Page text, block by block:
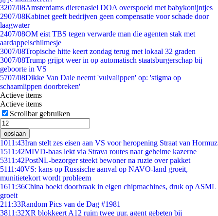
3207/08Amsterdams dierenasiel DOA overspoeld met babykonijntjes
2907/08Kabinet geeft bedrijven geen compensatie voor schade door
laagwater
2407/08OM eist TBS tegen verwarde man die agenten stak met
aardappelschilmesje
3007/08Tropische hitte keert zondag terug met lokaal 32 graden
3007/08Trump grijpt weer in op automatisch staatsburgerschap bij
geboorte in VS
5707/08Dikke Van Dale neemt 'vulvalippen' op: 'stigma op
schaamlippen doorbreken'
Actieve items
Actieve items
Scrollbar gebruiken
opslaan
1011:43Iran stelt zes eisen aan VS voor heropening Straat van Hormuz
1511:42MIVD-baas lekt via Strava routes naar geheime kazerne
5311:42PostNL-bezorger steekt bewoner na ruzie over pakket
5111:40VS: kans op Russische aanval op NAVO-land groeit,
munitietekort wordt probleem
1611:36China boekt doorbraak in eigen chipmachines, druk op ASML
groeit
211:33Random Pics van de Dag #1981
3811:32XR blokkeert A12 ruim twee uur, agent gebeten bij